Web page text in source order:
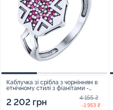
Каблучка зі срібла з чорнінням в
етнічному стилі з фіанітами -
2 202 грн 4 155 ₴
-1 953 ₴